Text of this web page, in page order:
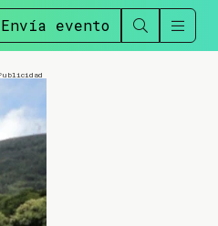
Envía evento